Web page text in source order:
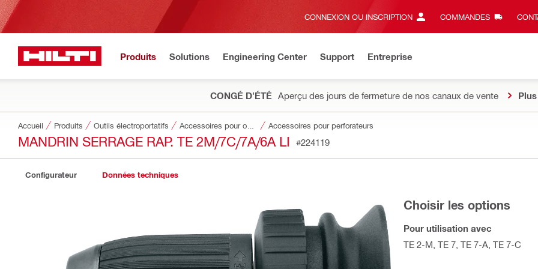
CONNEXION OU INSCRIPTION COMMANDES
Produits Solutions Engineering Center Support Entreprise
CONGÉ D'ÉTÉ Aperçu des jours de fermeture de nos canaux de vente
Accueil Produits Outils électroportatifs Accessoires pour perforateurs
MANDRIN SERRAGE RAP. TE 2M/7C/7A/6A LI #224119
Configurateur Données techniques
Choisir les options
Pour utilisation avec
TE 2-M, TE 7, TE 7-A, TE 7-C